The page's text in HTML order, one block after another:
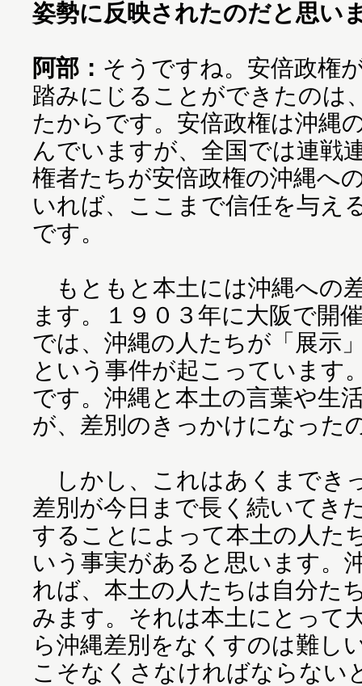
姿勢に反映されたのだと思い
阿部： そうですね。安倍政権
踏みにじることができたのは
たからです。安倍政権は沖縄
んでいますが、全国では連戦
権者たちが安倍政権の沖縄へ
いれば、ここまで信任を与え
です。
もともと本土には沖縄への
ます。１９０３年に大阪で開
では、沖縄の人たちが「展示
という事件が起こっています
です。沖縄と本土の言葉や生
が、差別のきっかけになった
しかし、これはあくまでき
差別が今日まで長く続いてき
することによって本土の人た
いう事実があると思います。
れば、本土の人たちは自分た
みます。それは本土にとって
ら沖縄差別をなくすのは難し
こそなくさなければならない